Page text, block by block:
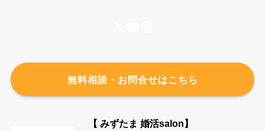
無料相談・お問合せはこちら
【 みずたま 婚活salon】